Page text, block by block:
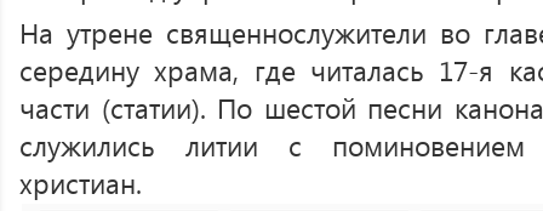
На утрене священнослужители во
середину храма, где читалась 17-я
части (статии). По шестой песни
служились литии с поминовением
христиан.